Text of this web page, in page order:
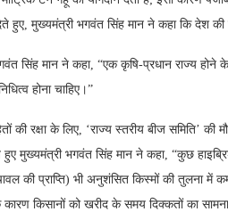
हुए, मुख्यमंत्री भगवंत सिंह मान ने कहा कि देश
सिंह मान ने कहा, “एक कृषि-प्रधान राज्य होने
होना चाहिए।”
की रक्षा के लिए, ‘राज्य स्तरीय बीज समिति’ की
मुख्यमंत्री भगवंत सिंह मान ने कहा, “कुछ
की प्राप्ति) भी अनुशंसित किस्मों की तुलना में
कारण किसानों को खरीद के समय दिक्कतों का